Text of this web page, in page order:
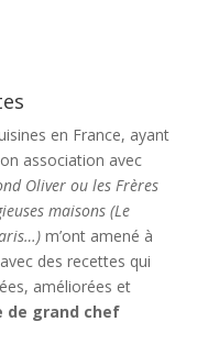
en France, ayant
association avec
Oliver ou les Frères
maisons (Le
m’ont amené à
des recettes qui
améliorées et
de grand chef